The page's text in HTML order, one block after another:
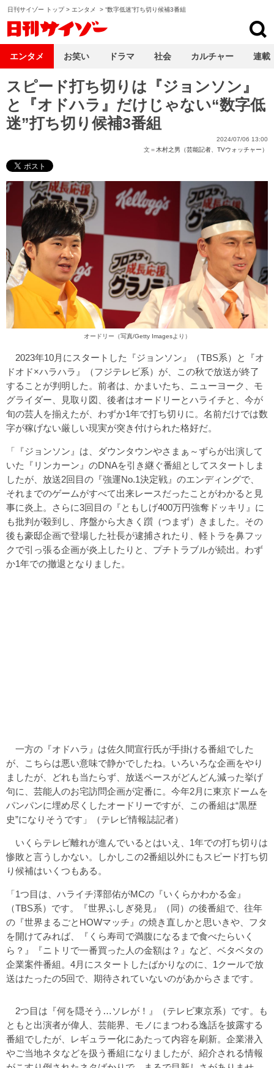
日刊サイゾー トップ> エンタメ > “数字低迷”打ち切り候補3番組
スピード打ち切りは『ジョンソン』
と『オドハラ』だけじゃない“数字低
迷”打ち切り候補3番組
2024/07/06 13:00
文＝木村之男（芸能記者、TVウォッチャー）
オードリー（写真/Getty Imagesより）
2023年10月にスタートした『ジョンソン』（TBS系）と『オ
ドオド×ハラハラ』（フジテレビ系）が、この秋で放送が終了
することが判明した。前者は、かまいたち、ニューヨーク、モ
グライダー、見取り図、後者はオードリーとハライチと、今が
旬の芸人を揃えたが、わずか1年で打ち切りに。名前だけでは数
字が稼げない厳しい現実が突き付けられた格好だ。
「『ジョンソン』は、ダウンタウンやさまぁ～ずらが出演して
いた『リンカーン』のDNAを引き継ぐ番組としてスタートしま
したが、放送2回目の『強運No.1決定戦』のエンディングで、
それまでのゲームがすべて出来レースだったことがわかると見
事に炎上。さらに3回目の『ともしげ400万円強奪ドッキリ』に
も批判が殺到し、序盤から大きく躓（つまず）きました。その
後も豪邸企画で登場した社長が逮捕されたり、軽トラを鼻フッ
クで引っ張る企画が炎上したりと、プチトラブルが続出。わず
か1年での撤退となりました。
一方の『オドハラ』は佐久間宣行氏が手掛ける番組でした
が、こちらは悪い意味で静かでしたね。いろいろな企画をやり
ましたが、どれも当たらず、放送ペースがどんどん減った挙げ
句に、芸能人のお宅訪問企画が定番に。今年2月に東京ドームを
パンパンに埋め尽くしたオードリーですが、この番組は“黒歴
史”になりそうです」（テレビ情報誌記者）
いくらテレビ離れが進んでいるとはいえ、1年での打ち切りは
惨敗と言うしかない。しかしこの2番組以外にもスピード打ち切
り候補はいくつもある。
「1つ目は、ハライチ澤部佑がMCの『いくらかわかる金』
（TBS系）です。『世界ふしぎ発見』（同）の後番組で、往年
の『世界まるごとHOWマッチ』の焼き直しかと思いきや、フタ
を開けてみれば、『くら寿司で満腹になるまで食べたらいく
ら？』『ニトリで一番買った人の金額は？』など、ベタベタの
企業案件番組。4月にスタートしたばかりなのに、1クールで放
送はたったの5回で、期待されていないのがあからさまです。
2つ目は『何を隠そう…ソレが！』（テレビ東京系）です。も
ともと出演者が偉人、芸能界、モノにまつわる逸話を披露する
番組でしたが、レギュラー化にあたって内容を刷新。企業潜入
やご当地ネタなどを扱う番組になりましたが、紹介される情報
エンタメ お笑い ドラマ 社会 カルチャー 連載